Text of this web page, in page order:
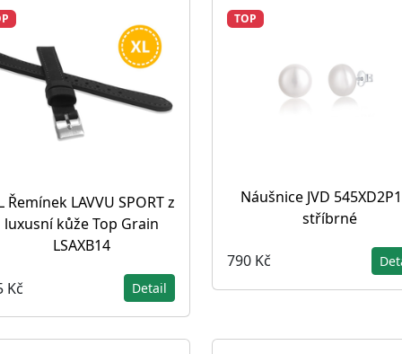
Řemínek LAVVU SPORT z
luxusní kůže Top Grain
LSAXB14
Kč Detail
TOP
Náušnice JVD
stříbrné
790 Kč